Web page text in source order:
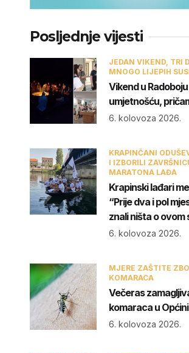
Posljednje vijesti
JEDAN VIKEND, TRI
MNOGO LIJEPIH
Vikend u
umjetnošću,
6. kolovoza 2026.
KRAPINČANI
I IZBORILI
MARATONA LAĐA
Krapinski lađari
“Prije dva i pol
znali ništa o ovom
6. kolovoza 2026.
MJERE ZAŠTITE
KOMARACA
Večeras
komaraca u
6. kolovoza 2026.